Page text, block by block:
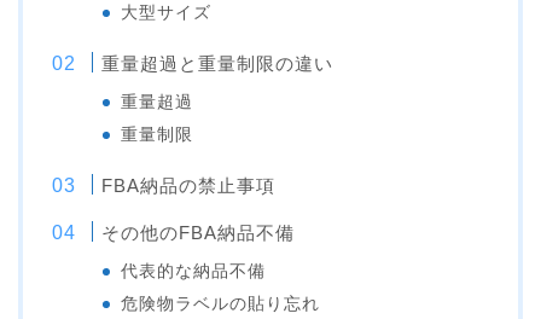
大型サイズ
重量超過と重量制限の違い
重量超過
重量制限
FBA納品の禁止事項
その他のFBA納品不備
代表的な納品不備
危険物ラベルの貼り忘れ